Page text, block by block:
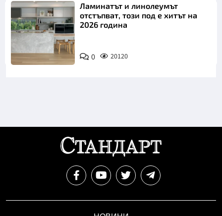
Ламинатът и линолеумът
отстъпват, този под е хитът на
2026 година
0 20120